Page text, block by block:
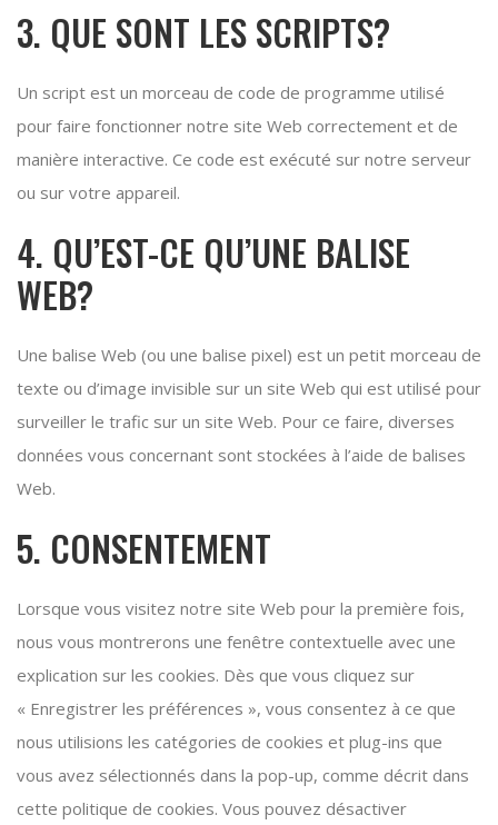
3. QUE SONT LES SCRIPTS?
Un script est un morceau de code de programme utilisé
pour faire fonctionner notre site Web correctement et de
manière interactive. Ce code est exécuté sur notre serveur
ou sur votre appareil.
4. QU’EST-CE QU’UNE BALISE
WEB?
Une balise Web (ou une balise pixel) est un petit morceau de
texte ou d’image invisible sur un site Web qui est utilisé pour
surveiller le trafic sur un site Web. Pour ce faire, diverses
données vous concernant sont stockées à l’aide de balises
Web.
5. CONSENTEMENT
Lorsque vous visitez notre site Web pour la première fois,
nous vous montrerons une fenêtre contextuelle avec une
explication sur les cookies. Dès que vous cliquez sur
« Enregistrer les préférences », vous consentez à ce que
nous utilisions les catégories de cookies et plug-ins que
vous avez sélectionnés dans la pop-up, comme décrit dans
cette politique de cookies. Vous pouvez désactiver